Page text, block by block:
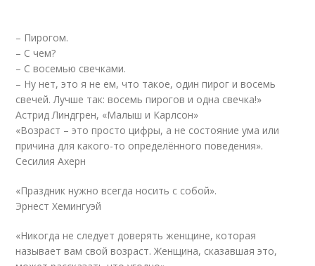
– Пирогом.
– С чем?
– С восемью свечками.
– Ну нет, это я не ем, что такое, один пирог и восемь
свечей. Лучше так: восемь пирогов и одна свечка!»
Астрид Линдгрен, «Малыш и Карлсон»
«Возраст – это просто цифры, а не состояние ума или
причина для какого-то определённого поведения».
Сесилия Ахерн
«Праздник нужно всегда носить с собой».
Эрнест Хемингуэй
«Никогда не следует доверять женщине, которая
называет вам свой возраст. Женщина, сказавшая это,